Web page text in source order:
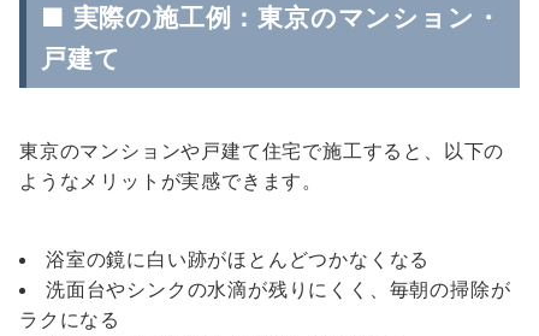
■ 実際の施工例：東京のマンション・
戸建て
東京のマンションや戸建て住宅で施工すると、以下の
ようなメリットが実感できます。
浴室の鏡に白い跡がほとんどつかなくなる
洗面台やシンクの水滴が残りにくく、毎朝の掃除が
ラクになる